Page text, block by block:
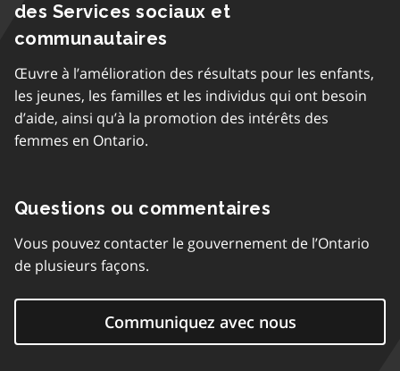
des Services sociaux et
communautaires
Œuvre à l’amélioration des résultats pour les enfants,
les jeunes, les familles et les individus qui ont besoin
d’aide, ainsi qu’à la promotion des intérêts des
femmes en Ontario.
Questions ou commentaires
Vous pouvez contacter le gouvernement de l’Ontario
de plusieurs façons.
Communiquez avec nous